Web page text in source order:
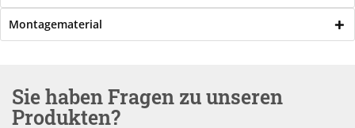
Montagematerial
Sie haben Fragen zu unseren
Produkten?